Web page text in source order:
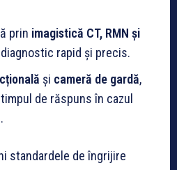
prin imagistică CT, RMN și
rapid și precis.
și cameră de gardă,
de răspuns în cazul
standardele de îngrijire